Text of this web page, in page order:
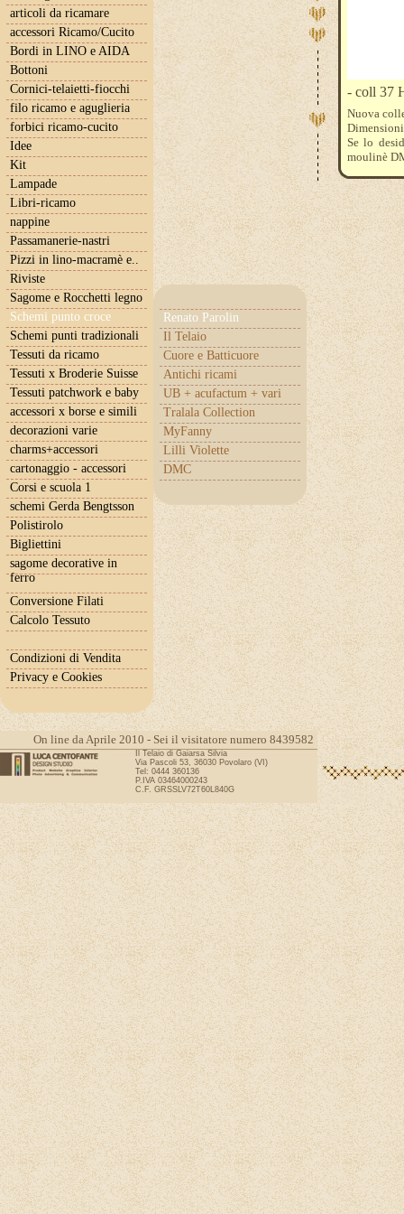
articoli da ricamare
accessori Ricamo/Cucito
Bordi in LINO e AIDA
Bottoni
Cornici-telaietti-fiocchi
filo ricamo e aguglieria
forbici ricamo-cucito
Idee
Kit
Lampade
Libri-ricamo
nappine
Passamanerie-nastri
Pizzi in lino-macramè e..
Riviste
Sagome e Rocchetti legno
Schemi punto croce
Renato Parolin
Il Telaio
Cuore e Batticuore
Antichi ricami
UB + acufactum + vari
Tralala Collection
MyFanny
Lilli Violette
DMC
Schemi punti tradizionali
Tessuti da ricamo
Tessuti x Broderie Suisse
Tessuti patchwork e baby
accessori x borse e simili
decorazioni varie
charms+accessori
cartonaggio - accessori
Corsi e scuola 1
schemi Gerda Bengtsson
Polistirolo
Bigliettini
sagome decorative in
ferro
Conversione Filati
Calcolo Tessuto
Condizioni di Vendita
Privacy e Cookies
- coll 37
Nuova
Se lo
moulinè
On line da Aprile 2010 - Sei il visitatore numero 8439582
Il Telaio di Gaiarsa Silvia
Via Pascoli 53, 36030 Povolaro (VI)
Tel: 0444 360136
P.IVA 03464000243
C.F. GRSSLV72T60L840G